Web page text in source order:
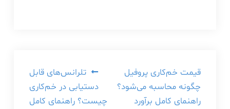
راهبری
نوشته
تلرانس‌های قابل
دستیابی در خم‌کاری
چیست؟ راهنمای کامل
قیمت خم‌کاری پروفیل
چگونه محاسبه می‌شود؟
راهنمای کامل برآورد